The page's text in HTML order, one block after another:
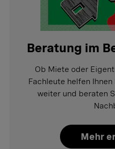
Beratung im
Ob Miete oder
Fachleute helfen
weiter und beraten
Mehr